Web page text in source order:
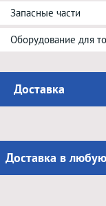
Запасные части
Оборудование для
Доставка
Доставка в